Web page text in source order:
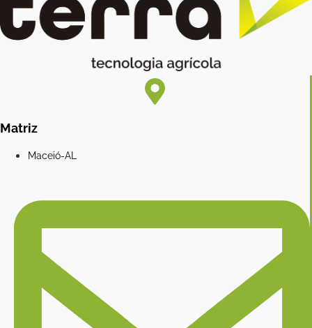
Matriz
Maceió-AL